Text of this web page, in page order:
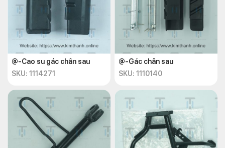
@-Cao su gác chân sau
SKU: 1114271
@-Gác chân sau
SKU: 1110140